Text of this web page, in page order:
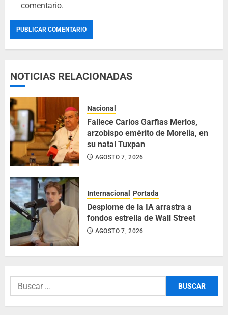
comentario.
NOTICIAS RELACIONADAS
Nacional
Fallece Carlos Garfias Merlos,
arzobispo emérito de Morelia, en
su natal Tuxpan
AGOSTO 7, 2026
Internacional Portada
Desplome de la IA arrastra a
fondos estrella de Wall Street
AGOSTO 7, 2026